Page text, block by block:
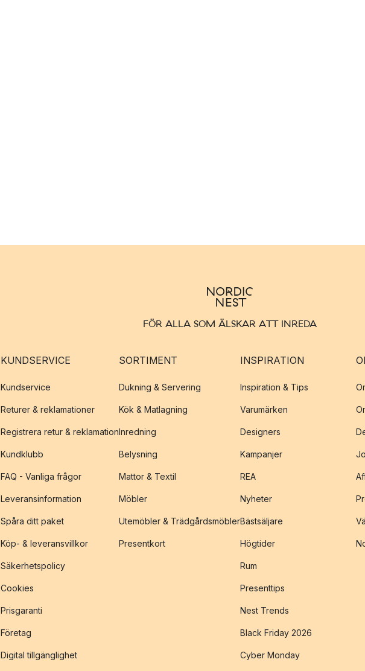
FÖR ALLA SOM ÄLSKAR ATT INREDA
KUNDSERVICE
Kundservice
Returer & reklamationer
Registrera retur & reklamation
Kundklubb
FAQ - Vanliga frågor
Leveransinformation
Spåra ditt paket
Köp- & leveransvillkor
Säkerhetspolicy
Cookies
Prisgaranti
Företag
Digital tillgänglighet
SORTIMENT
Dukning & Servering
Kök & Matlagning
Inredning
Belysning
Mattor & Textil
Möbler
Utemöbler & Trädgårdsmöbler
Presentkort
INSPIRATION
Inspiration & Tips
Varumärken
Designers
Kampanjer
REA
Nyheter
Bästsäljare
Högtider
Rum
Presenttips
Nest Trends
Black Friday 2026
Cyber Monday